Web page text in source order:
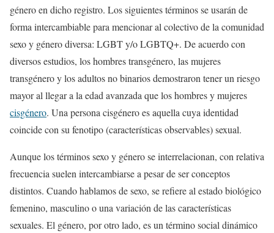
género en dicho registro. Los siguientes términos se usarán de
forma intercambiable para mencionar al colectivo de la comunidad
sexo y género diversa: LGBT y/o LGBTQ+. De acuerdo con
diversos estudios, los hombres transgénero, las mujeres
transgénero y los adultos no binarios demostraron tener un riesgo
mayor al llegar a la edad avanzada que los hombres y mujeres
cisgénero. Una persona cisgénero es aquella cuya identidad
coincide con su fenotipo (características observables) sexual.
Aunque los términos sexo y género se interrelacionan, con relativa
frecuencia suelen intercambiarse a pesar de ser conceptos
distintos. Cuando hablamos de sexo, se refiere al estado biológico
femenino, masculino o una variación de las características
sexuales. El género, por otro lado, es un término social dinámico